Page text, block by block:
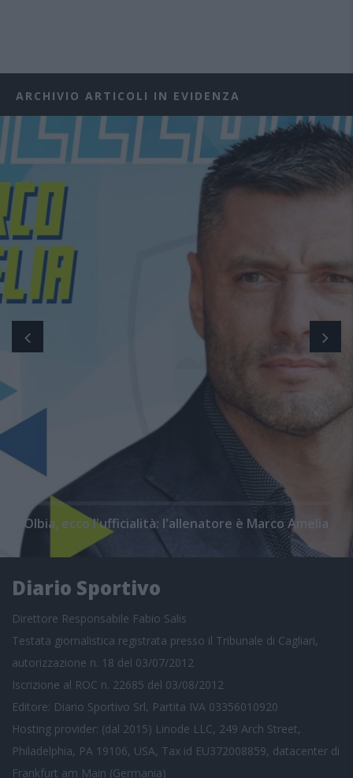
ARCHIVIO ARTICOLI IN EVIDENZA
Olbia, ecco l'ufficialità: l'allenatore è Marco Amelia
Diario Sportivo
Direttore Responsabile Fabio Salis
Testata giornalistica registrata presso il Tribunale di Cagliari,
autorizzazione n. 18 del 03/07/2012
Iscrizione al ROC n. 22685 del 03/08/2012
Editore: Diario Sportivo Srl, Partita IVA 03356010920
Hosting provider: (dal 2015) Linode LLC, 249 Arch Street,
Philadelphia, PA 19106, USA, Tax id EU372008859, datacenter di
Frankfurt am Main (Germania)